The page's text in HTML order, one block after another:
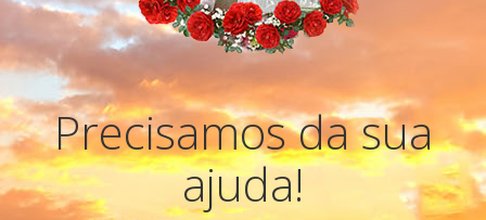
Precisamos da sua
ajuda!